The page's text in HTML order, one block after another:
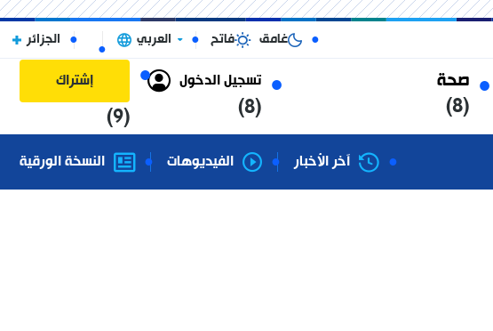
صحة
(8)
تسجيل الدخول
(8)
إشتراك
(9)
غامق فاتح العربي الجزائر
آخر الأخبار الفيديوهات النسخة الورقية